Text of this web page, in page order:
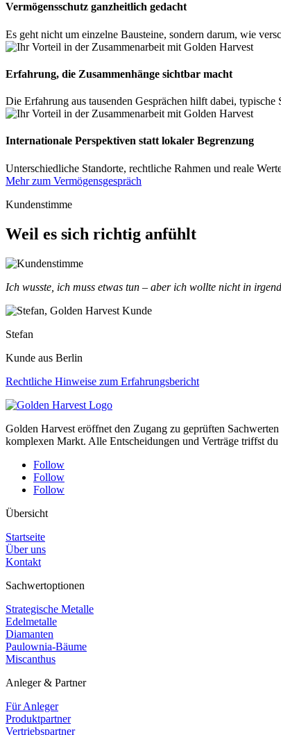
Vermögensschutz ganzheitlich gedacht
Es geht nicht um einzelne Bausteine, sondern darum, wie
Erfahrung, die Zusammenhänge sichtbar macht
Die Erfahrung aus tausenden Gesprächen hilft dabei,
Internationale Perspektiven statt lokaler Begrenzung
Unterschiedliche Standorte, rechtliche Rahmen und reale
Mehr zum Vermögensgespräch
Kundenstimme
Weil es sich richtig anfühlt
Ich wusste, ich muss etwas tun – aber ich wollte nicht in
Stefan
Kunde aus Berlin
Rechtliche Hinweise zum Erfahrungsbericht
Golden Harvest eröffnet den Zugang zu geprüften
komplexen Markt. Alle Entscheidungen und Verträge triffst
Follow
Follow
Follow
Übersicht
Startseite
Über uns
Kontakt
Sachwertoptionen
Strategische Metalle
Edelmetalle
Diamanten
Paulownia-Bäume
Miscanthus
Anleger & Partner
Für Anleger
Produktpartner
Vertriebspartner